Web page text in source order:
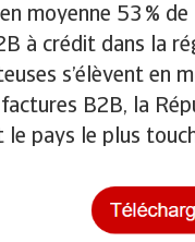
moyenne 53 % de
à crédit dans la
s’élèvent en
B2B, la
le pays le plus